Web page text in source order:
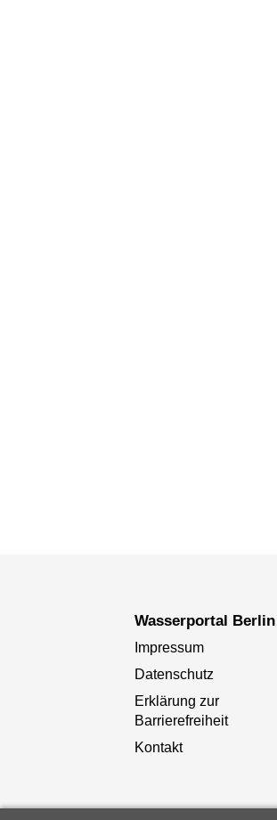
Wasserportal Berlin
Impressum
Datenschutz
Erklärung zur
Barrierefreiheit
Kontakt